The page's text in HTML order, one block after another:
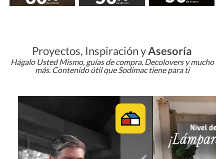
Proyectos, Inspiración yAsesoría
Hágalo Usted Mismo, guías de compra, Decolovers y mucho
más. Contenido útil que Sodimac tiene para ti